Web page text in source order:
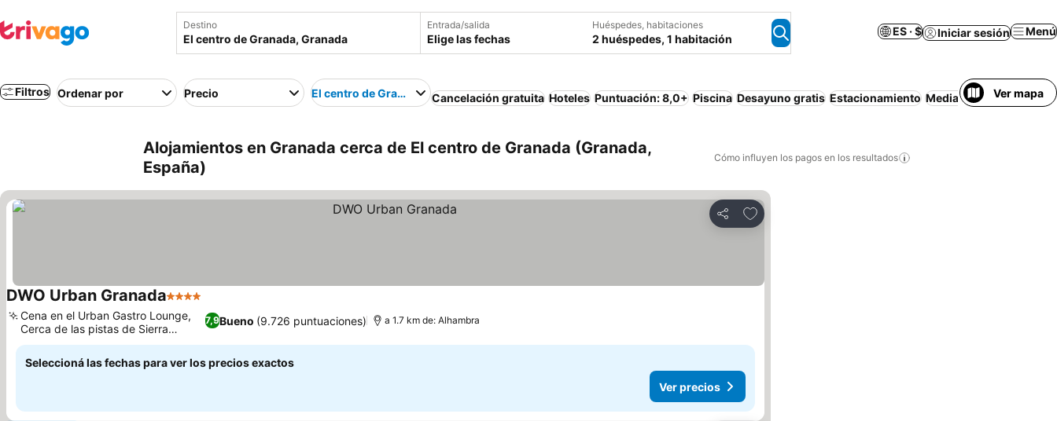
Destino Entrada/salida
Elige las fechas
Huéspedes, habitaciones
2 huéspedes, 1 habitación
ES · $ Iniciar sesión Menú
Filtros Ordenar por Precio El centro de Granada Cancelación gratuita Hoteles Puntuación: 8,0+ Piscina Desayuno gratis Estacionamiento Media pensiónVer mapa
Alojamientos en Granada cerca de El centro de Granada (Granada,
España)
Cómo influyen los pagos en los resultados
Compartir
Añadir a favoritos
DWO Urban Granada4 Estrellas
7,9Bueno (9.726 puntuaciones)
Cena en el Urban Gastro Lounge,
Cerca de las pistas de Sierra
Nevada
a 1.7 km de: Alhambra
Seleccioná las fechas para ver los precios exactos
Ver precios